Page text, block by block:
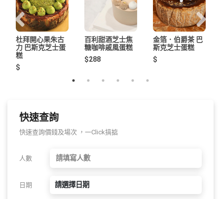
杜拜開心果朱古
力 巴斯克芝士蛋
糕
$
百利甜酒芝士焦
糖咖啡戚風蛋糕
$288
金箔．伯爵茶 巴
斯克芝士蛋糕
$
快速查詢
快速查詢價錢及場次 ，一Click搞掂
人數
日期 請選擇日期